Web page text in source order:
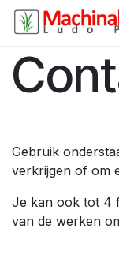
Overslaan naar
Gebruik
verkrijgen of om
Je kan ook tot 4
van de werken